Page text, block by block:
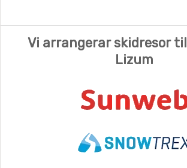
Vi arrangerar skidresor
Lizum